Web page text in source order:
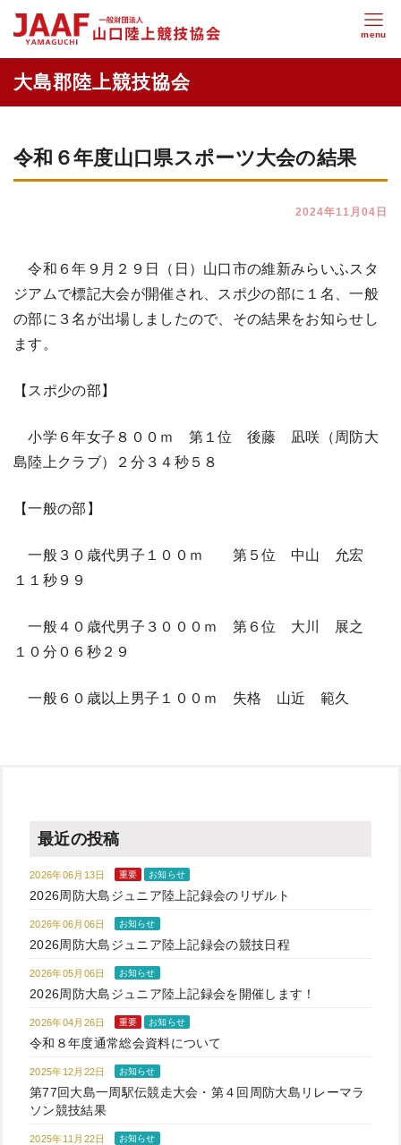
令和６年度山口県スポーツ大会の結果
2024年11月04日
令和６年９月２９日（日）山口市の維新みらいふスタ
ジアムで標記大会が開催され、スポ少の部に１名、一般
の部に３名が出場しましたので、その結果をお知らせし
ます。
【スポ少の部】
小学６年女子８００ｍ 第１位 後藤 凪咲（周防大
島陸上クラブ）２分３４秒５８
【一般の部】
一般３０歳代男子１００ｍ 第５位 中山 允宏
１１秒９９
一般４０歳代男子３０００ｍ 第６位 大川 展之
１０分０６秒２９
一般６０歳以上男子１００ｍ 失格 山近 範久
最近の投稿
2026年06月13日 重要 お知らせ
2026周防大島ジュニア陸上記録会のリザルト
2026年06月06日 お知らせ
2026周防大島ジュニア陸上記録会の競技日程
2026年05月06日 お知らせ
2026周防大島ジュニア陸上記録会を開催します！
2026年04月26日 重要 お知らせ
令和８年度通常総会資料について
2025年12月22日 お知らせ
第77回大島一周駅伝競走大会・第４回周防大島リレーマラ
ソン競技結果
2025年11月22日 お知らせ